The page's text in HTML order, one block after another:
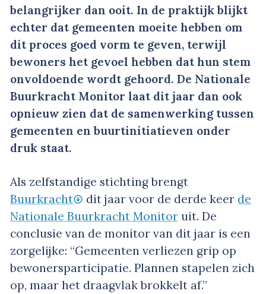
belangrijker dan ooit. In de praktijk blijkt
echter dat gemeenten moeite hebben om
dit proces goed vorm te geven, terwijl
bewoners het gevoel hebben dat hun stem
onvoldoende wordt gehoord. De Nationale
Buurkracht Monitor laat dit jaar dan ook
opnieuw zien dat de samenwerking tussen
gemeenten en buurtinitiatieven onder
druk staat.
Als zelfstandige stichting brengt
Buurkracht
dit jaar voor de derde keer de
Nationale Buurkracht Monitor uit. De
conclusie van de monitor van dit jaar is een
zorgelijke: “Gemeenten verliezen grip op
bewonersparticipatie. Plannen stapelen zich
op, maar het draagvlak brokkelt af.”